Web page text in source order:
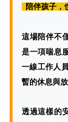
陪伴孩子，
這場陪伴不
是一項喘息
一線工作人
暫的休息與放
透過這樣的